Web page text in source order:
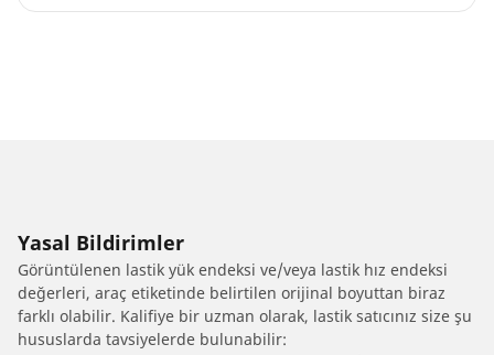
Yasal Bildirimler
Görüntülenen lastik yük endeksi ve/veya lastik hız endeksi
değerleri, araç etiketinde belirtilen orijinal boyuttan biraz
farklı olabilir. Kalifiye bir uzman olarak, lastik satıcınız size şu
hususlarda tavsiyelerde bulunabilir: